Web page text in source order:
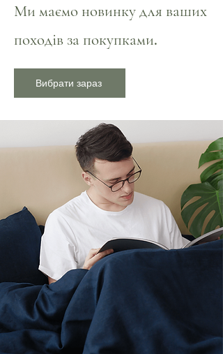
Ми маємо новинку для ваших
походів за покупками.
Вибрати зараз